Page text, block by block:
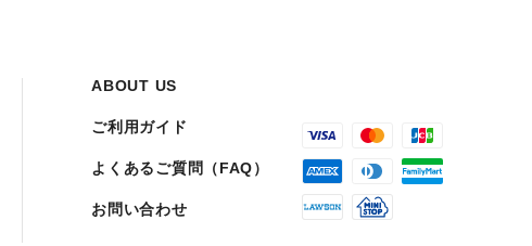
ABOUT US
ご利用ガイド
よくあるご質問（FAQ）
お問い合わせ